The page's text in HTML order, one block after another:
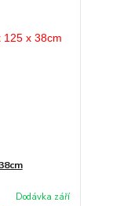
Dodávka září